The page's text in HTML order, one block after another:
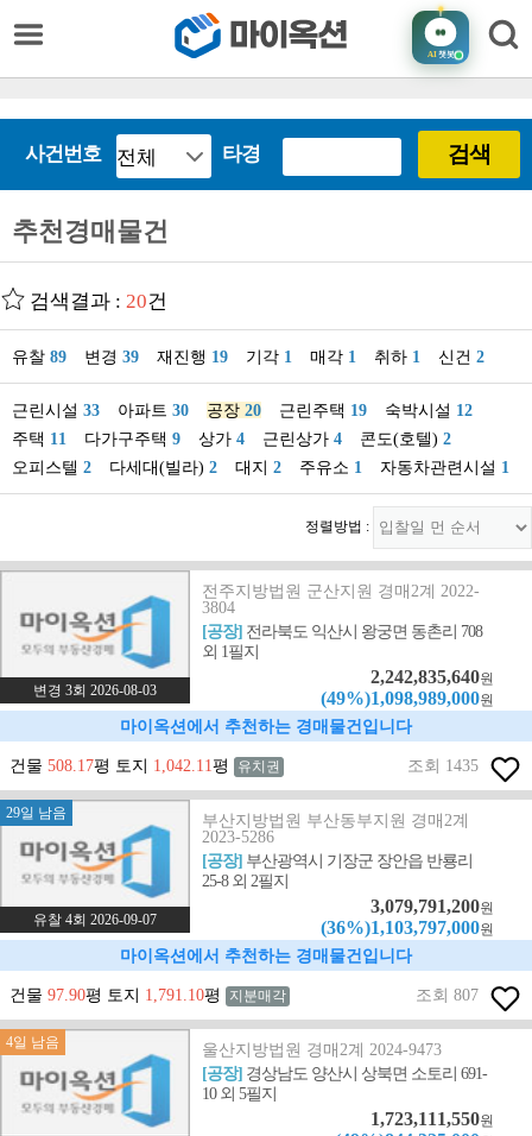
AI챗봇
사건번호 타경 검색
추천경매물건
검색결과 : 20건
유찰 89 변경 39 재진행 19 기각 1 매각 1 취하 1 신건 2
근린시설 33 아파트 30 공장 20 근린주택 19 숙박시설 12
주택 11 다가구주택 9 상가 4 근린상가 4 콘도(호텔) 2
오피스텔 2 다세대(빌라) 2 대지 2 주유소 1 자동차관련시설 1
정렬방법 :
변경 3회 2026-08-03
전주지방법원 군산지원 경매2계 2022-
3804
[공장] 전라북도 익산시 왕궁면 동촌리 708
외 1필지
2,242,835,640원
(49%)1,098,989,000원
마이옥션에서 추천하는 경매물건입니다
건물 508.17평 토지 1,042.11평 유치권 조회 1435
29일 남음
유찰 4회 2026-09-07
부산지방법원 부산동부지원 경매2계
2023-5286
[공장] 부산광역시 기장군 장안읍 반룡리
25-8 외 2필지
3,079,791,200원
(36%)1,103,797,000원
마이옥션에서 추천하는 경매물건입니다
건물 97.90평 토지 1,791.10평 지분매각 조회 807
4일 남음
울산지방법원 경매2계 2024-9473
[공장] 경상남도 양산시 상북면 소토리 691-
10 외 5필지
1,723,111,550원